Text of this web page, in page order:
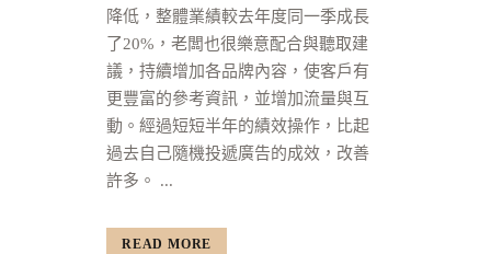
降低，整體業績較去年度同一季成長
了20%，老闆也很樂意配合與聽取建
議，持續增加各品牌內容，使客戶有
更豐富的參考資訊，並增加流量與互
動。經過短短半年的績效操作，比起
過去自己隨機投遞廣告的成效，改善
許多。 ...
READ MORE